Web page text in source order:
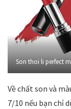
Son thoi li perfect
Về chất son và
7/10 nếu bạn chỉ